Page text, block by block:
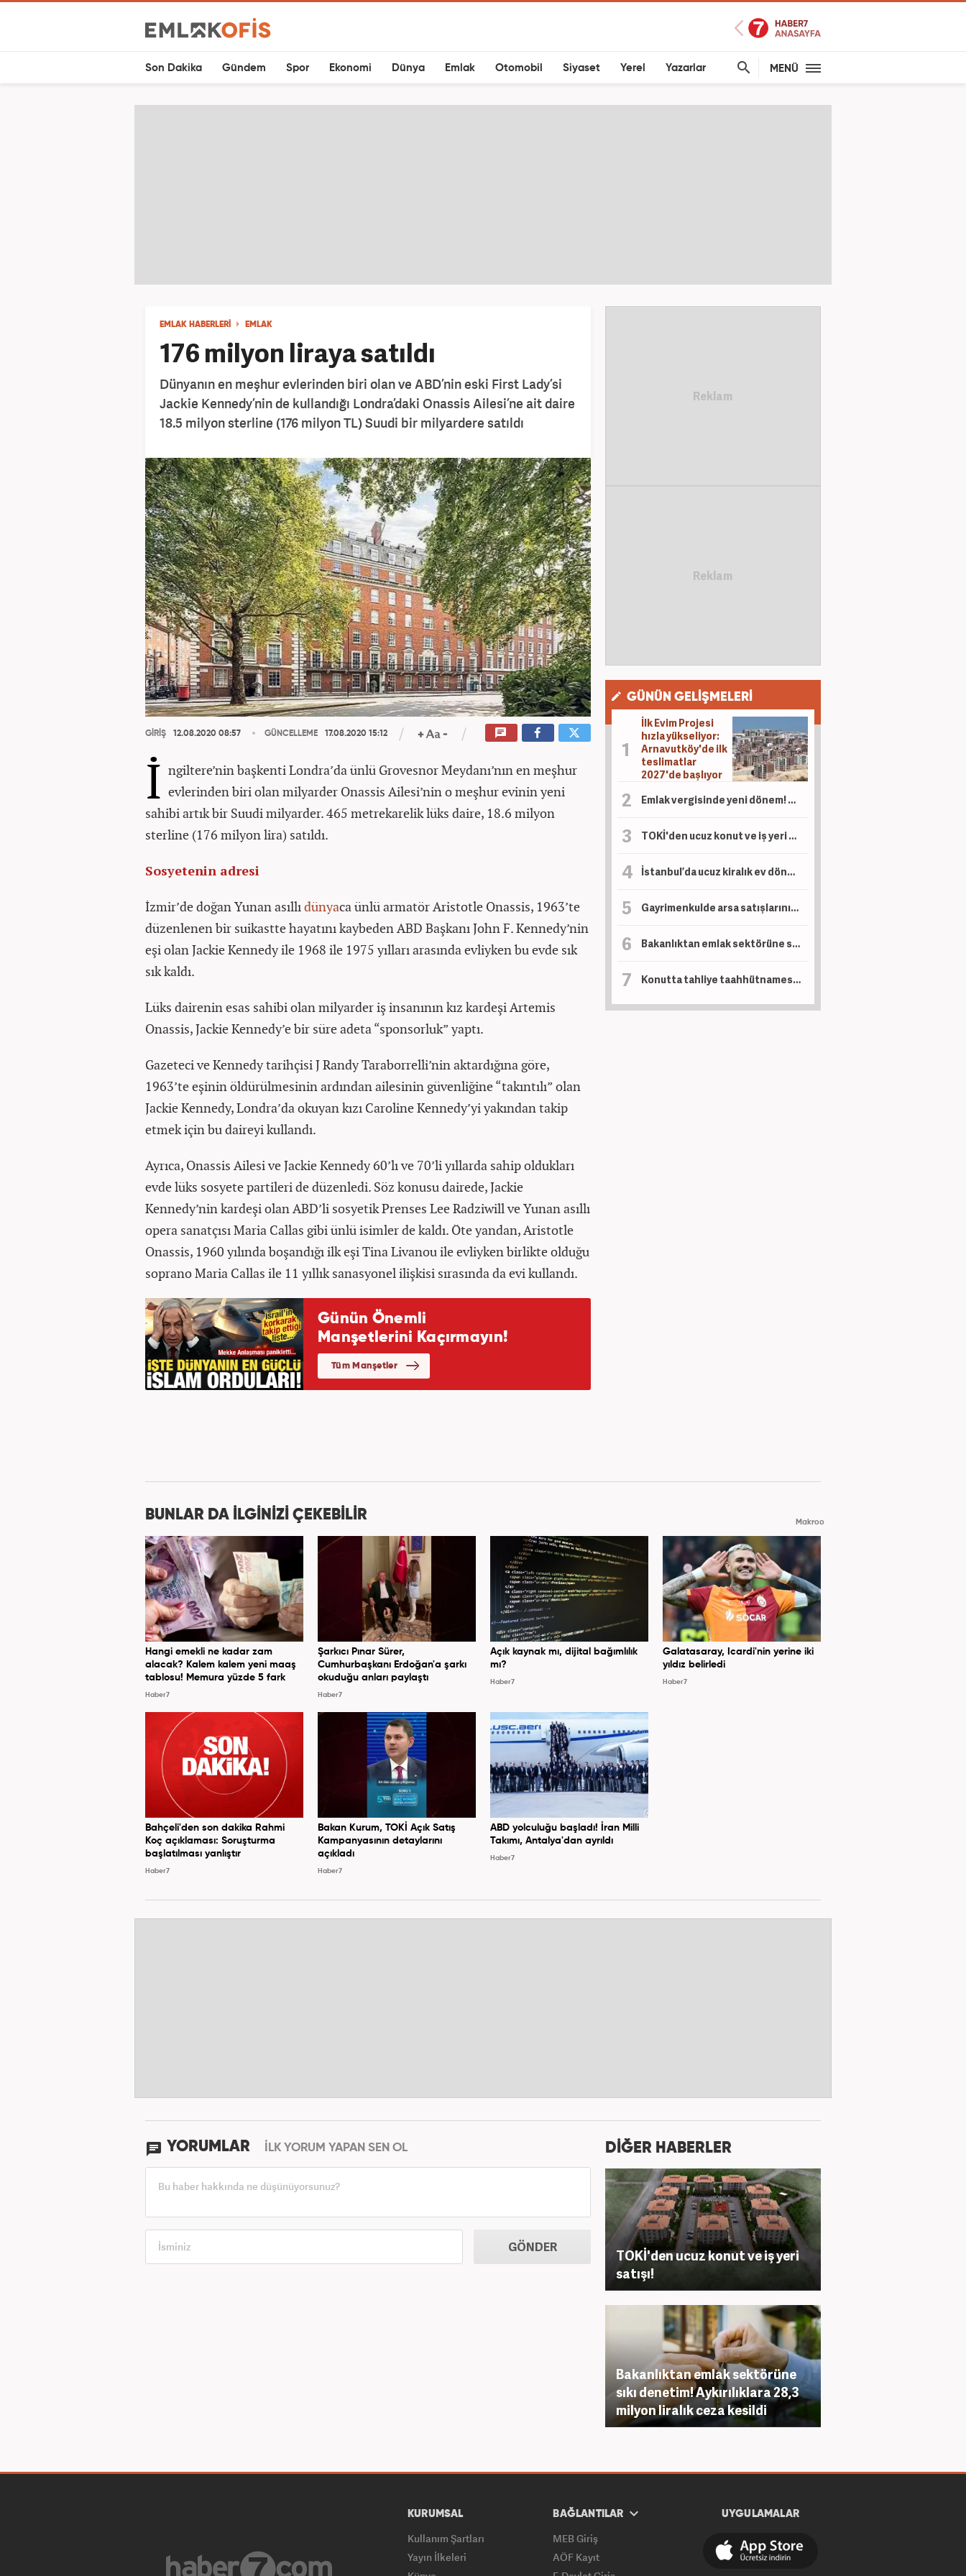
Son Dakika Gündem Spor Ekonomi Dünya Emlak Otomobil Siyaset Yerel Yazarlar MENÜ
EMLAK HABERLERİ EMLAK
176 milyon liraya satıldı
Dünyanın en meşhur evlerinden biri olan ve ABD’nin eski First Lady’si
Jackie Kennedy’nin de kullandığı Londra’daki Onassis Ailesi’ne ait daire
18.5 milyon sterline (176 milyon TL) Suudi bir milyardere satıldı
GİRİŞ 12.08.2020 08:57 GÜNCELLEME 17.08.2020 15:12
İ ngiltere’nin başkenti Londra’da ünlü Grovesnor Meydanı’nın en meşhur
evlerinden biri olan milyarder Onassis Ailesi’nin o meşhur evinin yeni
sahibi artık bir Suudi milyarder. 465 metrekarelik lüks daire, 18.6 milyon
sterline (176 milyon lira) satıldı.
Sosyetenin adresi
İzmir’de doğan Yunan asıllıdünyaca ünlü armatör Aristotle Onassis, 1963’te
düzenlenen bir suikastte hayatını kaybeden ABD Başkanı John F. Kennedy’nin
eşi olan Jackie Kennedy ile 1968 ile 1975 yılları arasında evliyken bu evde sık
sık kaldı.
Lüks dairenin esas sahibi olan milyarder iş insanının kız kardeşi Artemis
Onassis, Jackie Kennedy’e bir süre adeta “sponsorluk” yaptı.
Gazeteci ve Kennedy tarihçisi J Randy Taraborrelli’nin aktardığına göre,
1963’te eşinin öldürülmesinin ardından ailesinin güvenliğine “takıntılı” olan
Jackie Kennedy, Londra’da okuyan kızı Caroline Kennedy’yi yakından takip
etmek için bu daireyi kullandı.
Ayrıca, Onassis Ailesi ve Jackie Kennedy 60’lı ve 70’li yıllarda sahip oldukları
evde lüks sosyete partileri de düzenledi. Söz konusu dairede, Jackie
Kennedy’nin kardeşi olan ABD’li sosyetik Prenses Lee Radziwill ve Yunan asıllı
opera sanatçısı Maria Callas gibi ünlü isimler de kaldı. Öte yandan, Aristotle
Onassis, 1960 yılında boşandığı ilk eşi Tina Livanou ile evliyken birlikte olduğu
soprano Maria Callas ile 11 yıllık sanasyonel ilişkisi sırasında da evi kullandı.
GÜNÜN GELİŞMELERİ
İlk Evim Projesi
hızla yükseliyor:
Arnavutköy'de ilk
teslimatlar
2027'de başlıyor
Emlak vergisinde yeni dönem! Ev sahipleri dikkat
TOKİ'den ucuz konut ve iş yeri satışı!
İstanbul’da ucuz kiralık ev dönemi! Kira bedeli ne kadar olacak?
Gayrimenkulde arsa satışlarının payı yüzde 40'a ulaştı! Talepler patladı
Bakanlıktan emlak sektörüne sıkı denetim! Aykırılıklara 28,3 milyon liralık ceza kesildi
Konutta tahliye taahhütnamesi krizi büyüyor! Mahkemelerde dosya sayısı artıyor
BUNLAR DA İLGİNİZİ ÇEKEBİLİR Makroo
Hangi emekli ne kadar zam
alacak? Kalem kalem yeni maaş
tablosu! Memura yüzde 5 fark
Haber7
Şarkıcı Pınar Sürer,
Cumhurbaşkanı Erdoğan'a şarkı
okuduğu anları paylaştı
Haber7
Açık kaynak mı, dijital bağımlılık
mı?
Haber7
Galatasaray, Icardi'nin yerine iki
yıldız belirledi
Haber7
Bahçeli'den son dakika Rahmi
Koç açıklaması: Soruşturma
başlatılması yanlıştır
Haber7
Bakan Kurum, TOKİ Açık Satış
Kampanyasının detaylarını
açıkladı
Haber7
ABD yolculuğu başladı! İran Milli
Takımı, Antalya'dan ayrıldı
Haber7
YORUMLAR İLK YORUM YAPAN SEN OL
GÖNDER
DİĞER HABERLER
TOKİ'den ucuz konut ve iş yeri
satışı!
Bakanlıktan emlak sektörüne
sıkı denetim! Aykırılıklara 28,3
milyon liralık ceza kesildi
KURUMSAL
Kullanım Şartları
Yayın İlkeleri
BAĞLANTILAR
MEB Giriş
AÖF Kayıt
UYGULAMALAR